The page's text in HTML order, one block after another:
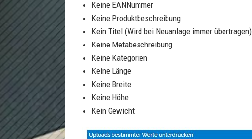
Keine EANNummer
Keine Produktbeschreibung
Kein Titel (Wird bei Neuanlage immer übertragen)
Keine Metabeschreibung
Keine Kategorien
Keine Länge
Keine Breite
Keine Höhe
Kein Gewicht